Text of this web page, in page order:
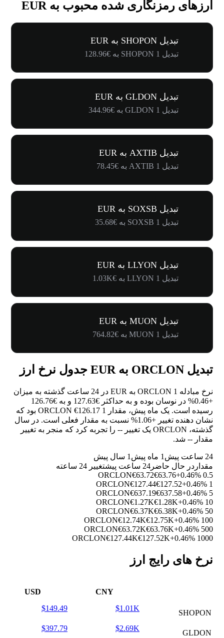
ارزهای رمزنگاری شده محبوب به EUR
تبدیل SHOPON به EUR
تبدیل 1 SHOPON به €128.96
تبدیل GLDON به EUR
تبدیل 1 GLDON به €344.96
تبدیل AXTIB به EUR
تبدیل 1 AXTIB به €78.45
تبدیل SOXSB به EUR
تبدیل 1 SOXSB به €35.68
تبدیل LLYON به EUR
تبدیل 1 LLYON به €1.03K
تبدیل MUON به EUR
تبدیل 1 MUON به €764.82
تبدیل ORCLON به EUR جدول نرخ ارز
نرخ مبادله 1 ORCLON به EUR در 24 ساعت گذشته به میزان
+0.46%
در نوسان بوده و به حداکثر €127.63 و به €126.76
رسیده است. یک ماه پیش، مقدار 1 ORCLON €126.17 بود که
نشان دهنده تغییر +1.06%
نسبت به مقدار فعلی است. در سال
گذشته، ORCLON یک تغییر
-- را تجربه کرد که منجر به تغییر
مقدار -- شد.
24 ساعت پیش 1 ماه پیش
1 سال پیش
مقدار در حال حاضر 24 ساعت پیش
تغییر 24 ساعته
0.5 ORCLON
€63.72€63.76+0.46%
1 ORCLON
€127.44€127.52+0.46%
5 ORCLON
€637.19€637.58+0.46%
10 ORCLON
€1.27K€1.28K+0.46%
50 ORCLON
€6.37K€6.38K+0.46%
100 ORCLON
€12.74K€12.75K+0.46%
500 ORCLON
€63.72K€63.76K+0.46%
1000 ORCLON
€127.44K€127.52K+0.46%
نرخ های رایج ارز
CNY
USD
SHOPON
$1.01K
$149.49
GLDON
$2.69K
$397.79